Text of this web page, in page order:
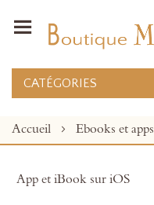
CATÉGORIES
Accueil Ebooks et apps
App et iBook sur iOS